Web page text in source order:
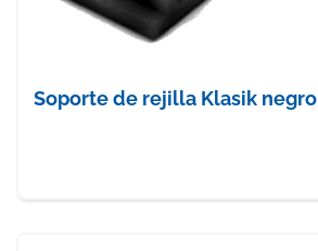
Soporte de rejilla Klasik negro